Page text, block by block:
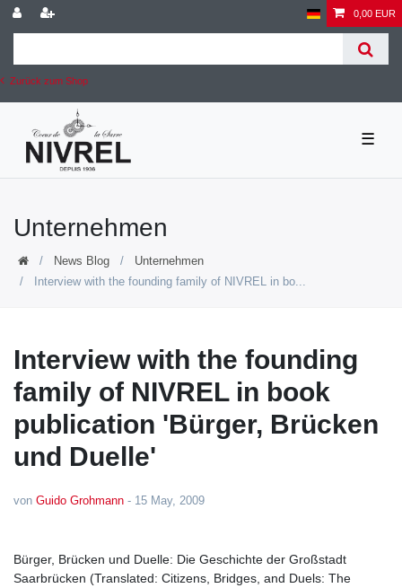
Zurück zum Shop
0,00 EUR
☰
Unternehmen
News Blog
Unternehmen
Interview with the founding family of NIVREL in bo...
Interview with the founding
family of NIVREL in book
publication 'Bürger, Brücken
und Duelle'
von Guido Grohmann - 15 May, 2009
Bürger, Brücken und Duelle: Die Geschichte der Großstadt
Saarbrücken (Translated: Citizens, Bridges, and Duels: The